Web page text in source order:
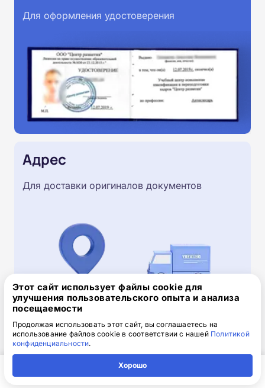
Для оформления удостоверения
Адрес
Для доставки оригиналов документов
Скачайте заявку на обучение
Скачайте шаблон, заполните и отправьте по
Этот сайт использует файлы cookie для
улучшения пользовательского опыта и анализа
посещаемости
Продолжая использовать этот сайт, вы соглашаетесь на
использование файлов cookie в соответствии с нашей Политикой
конфиденциальности.
Хорошо